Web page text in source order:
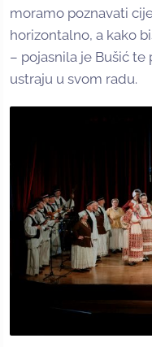
moramo poznavati
horizontalno, a kako
– pojasnila je Bušić
ustraju u svom radu.